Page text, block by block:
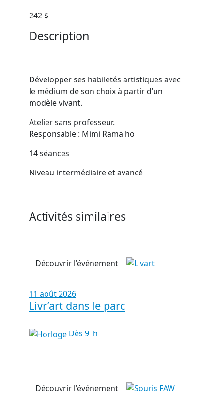
242 $
Description
Développer ses habiletés artistiques avec
le médium de son choix à partir d’un
modèle vivant.
Atelier sans professeur.
Responsable : Mimi Ramalho
14 séances
Niveau intermédiaire et avancé
Activités similaires
Découvrir l'événement
11 août 2026
Livr’art dans le parc
Dès 9 h
Découvrir l'événement